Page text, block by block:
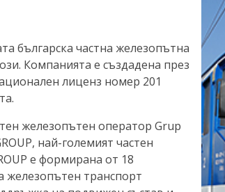
българска частна железопътна
Компанията е създадена през
лиценз номер 201
железопътен оператор Grup
най-големият частен
е формирана от 18
железопътен транспорт